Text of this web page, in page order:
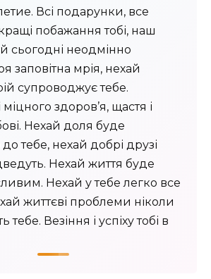
Всі подарунки, все
побажання тобі, наш
сьогодні неодмінно
заповітна мрія, нехай
супроводжує тебе.
здоров’я, щастя і
Нехай доля буде
тебе, нехай добрі друзі
Нехай життя буде
Нехай у тебе легко все
життєві проблеми ніколи
тебе. Везіння і успіху тобі в